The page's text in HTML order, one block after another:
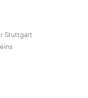
Stuttgart